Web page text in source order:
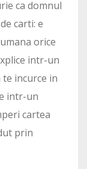
ca domnul
carti: e
orice
intr-un
incurce in
intr-un
cartea
prin